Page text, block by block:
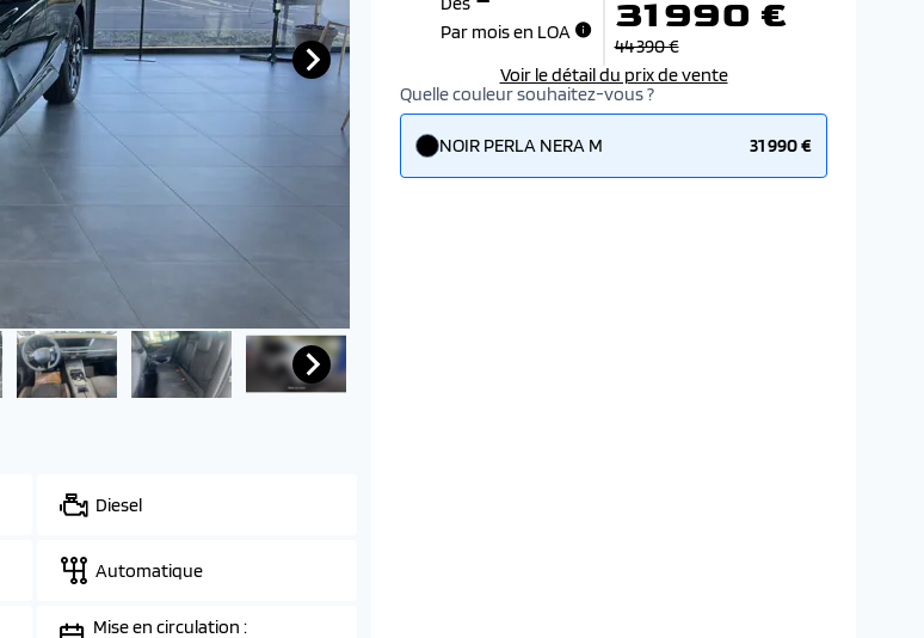
Par mois en LOA 31 990 €
44 390 €
Voir le détail du prix de vente
Quelle couleur souhaitez-vous ?
NOIR PERLA NERA M 31 990 €
Diesel
Automatique
Mise en circulation :